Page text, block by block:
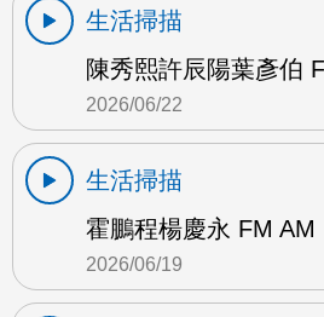
生活掃描
陳秀熙許辰陽葉彥伯
2026/06/22
生活掃描
霍鵬程楊慶永 FM AM
2026/06/19